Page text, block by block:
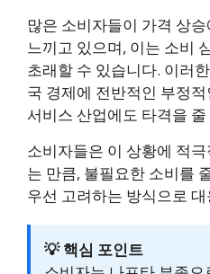
많은 소비자들이 가격 상
느끼고 있으며, 이는 소비
초래할 수 있습니다. 이러
국 경제에 전반적인 부정
서비스 산업에도 타격을
소비자들은 이 상황에 적
는 만큼, 불필요한 소비를
우선 고려하는 방식으로
💡 핵심 포인트